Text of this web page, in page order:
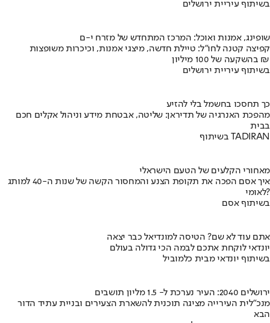
בשיתוף עיריית ירושלים
שופינג, אמנות ואוכל: המרכז המתחדש של מזרח י-ם
קפיצה קטנה לחו"ל: טיילת חדשה, מיצגי אמנות, וכיכרות משופצות
בהשקעה של 100 מיליון ₪
בשיתוף עיריית ירושלים
כך תחסכו בחשמל בלי להזיע
מהפכת האנרגיה של תדיראן: שליטה, אבטחת מידע וניהול אקלים חכם
בבית
בשיתוף TADIRAN
מאחורי הקלעים של הטעם הישראלי
איך אסם הפכה את תקופת הצנע והמחסור הקשה של שנות ה-40 למותג
לאומי?
בשיתוף אסם
אתם עוד לא שם? הטיסה למונדיאל כבר יצאה
יונדאי לוקחת אתכם לבמה הכי גדולה בעולם
בשיתוף יונדאי מבית כלמוביל
ירושלים 2040: העיר נערכת ל- 1.5 מליון תושבים
מנכ"לית העירייה מציגה תוכנית להשארת הצעירים ובניית עתיד הדור
הבא